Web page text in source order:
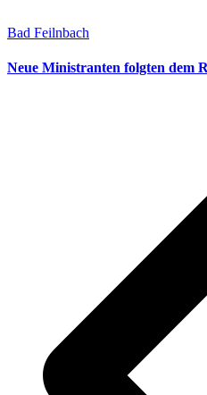
Bad Feilnbach
Neue Ministranten folgten dem